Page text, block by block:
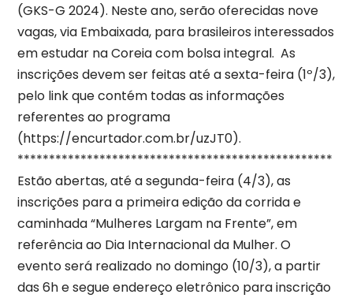
(GKS-G 2024). Neste ano, serão oferecidas nove
vagas, via Embaixada, para brasileiros interessados
em estudar na Coreia com bolsa integral. As
inscrições devem ser feitas até a sexta-feira (1º/3),
pelo link que contém todas as informações
referentes ao programa
(https://encurtador.com.br/uzJT0).
**************************************************
Estão abertas, até a segunda-feira (4/3), as
inscrições para a primeira edição da corrida e
caminhada “Mulheres Largam na Frente”, em
referência ao Dia Internacional da Mulher. O
evento será realizado no domingo (10/3), a partir
das 6h e segue endereço eletrônico para inscrição